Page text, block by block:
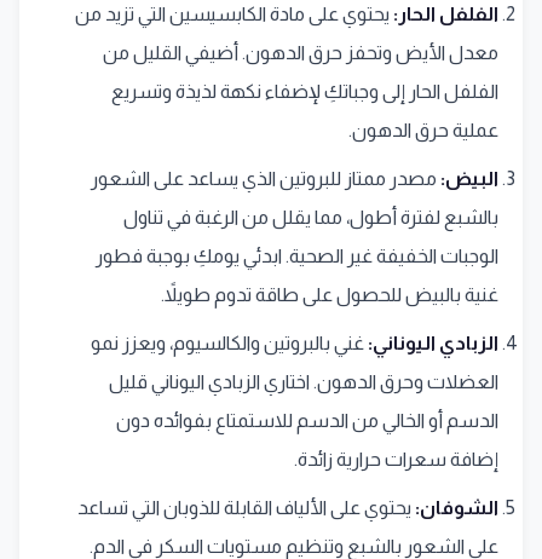
الفلفل الحار: يحتوي على مادة الكابسيسين التي تزيد من
معدل الأيض وتحفز حرق الدهون. أضيفي القليل من
الفلفل الحار إلى وجباتكِ لإضفاء نكهة لذيذة وتسريع
عملية حرق الدهون.
البيض: مصدر ممتاز للبروتين الذي يساعد على الشعور
بالشبع لفترة أطول، مما يقلل من الرغبة في تناول
الوجبات الخفيفة غير الصحية. ابدئي يومكِ بوجبة فطور
غنية بالبيض للحصول على طاقة تدوم طويلاً.
الزبادي اليوناني: غني بالبروتين والكالسيوم، ويعزز نمو
العضلات وحرق الدهون. اختاري الزبادي اليوناني قليل
الدسم أو الخالي من الدسم للاستمتاع بفوائده دون
إضافة سعرات حرارية زائدة.
الشوفان: يحتوي على الألياف القابلة للذوبان التي تساعد
على الشعور بالشبع وتنظيم مستويات السكر في الدم.